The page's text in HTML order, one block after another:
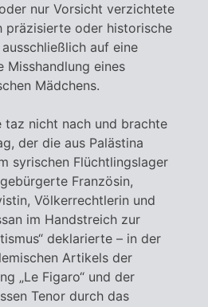
nur Vorsicht verzichtete
präzisierte oder historische
auf eine
Misshandlung eines
Mädchens.
taz nicht nach und brachte
der die aus Palästina
syrischen Flüchtlingslager
Französin,
Völkerrechtlerin und
im Handstreich zur
deklarierte – in der
Artikels der
„Le Figaro“ und der
Tenor durch das